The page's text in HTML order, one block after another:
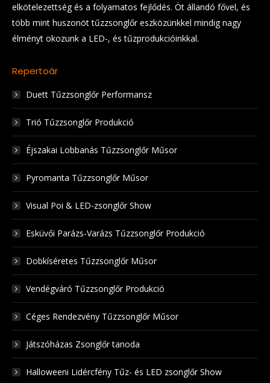
elkötelezettség és a folyamatos fejlődés. Öt állandó fővel, és
több mint huszonöt tűzzsonglőr eszközünkkel mindig nagy
élményt okozunk a LED-, és tűzprodukcióinkkal.
Repertoár
Duett Tűzzsonglőr Performansz
Trió Tűzzsonglőr Produkció
Éjszakai Lobbanás Tűzzsonglőr Műsor
Pyromanta Tűzzsonglőr Műsor
Visual Poi & LED-zsonglőr Show
Esküvői Parázs-Varázs Tűzzsonglőr Produkció
Dobkíséretes Tűzzsonglőr Műsor
Vendégváró Tűzzsonglőr Produkció
Céges Rendezvény Tűzzsonglőr Műsor
Játszóházas Zsonglőr tanoda
Halloweeni Lidércfény Tűz- és LED zsonglőr Show